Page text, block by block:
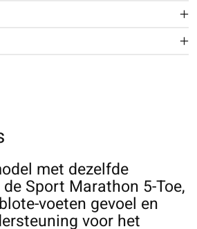
met dezelfde
Sport Marathon 5-Toe,
voeten gevoel en
voor het